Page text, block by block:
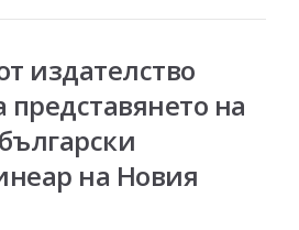
издателство
представянето на
на Новия